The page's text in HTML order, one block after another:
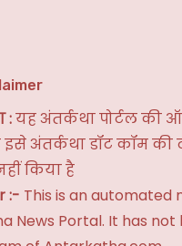
:यह अंतर्कथा पोर्टल की
अंतर्कथा डॉट कॉम की
किया है
:- This is an automated
News Portal. It has not